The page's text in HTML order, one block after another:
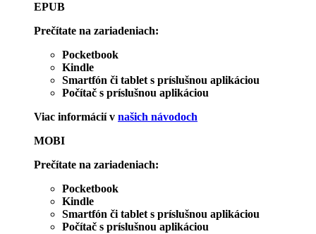
EPUB
Prečítate na zariadeniach:
Pocketbook
Kindle
Smartfón či tablet s príslušnou aplikáciou
Počítač s príslušnou aplikáciou
Viac informácií v našich návodoch
MOBI
Prečítate na zariadeniach:
Pocketbook
Kindle
Smartfón či tablet s príslušnou aplikáciou
Počítač s príslušnou aplikáciou